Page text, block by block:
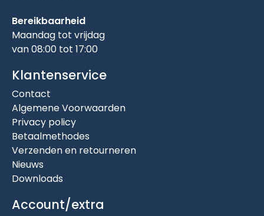
Bereikbaarheid
Maandag tot vrijdag
van 08:00 tot 17:00
Klantenservice
Contact
Algemene Voorwaarden
Privacy policy
Betaalmethodes
Verzenden en retourneren
Nieuws
Downloads
Account/extra